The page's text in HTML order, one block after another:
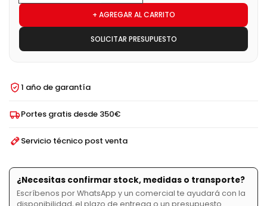
+ AGREGAR AL CARRITO
SOLICITAR PRESUPUESTO
1 año de garantía
Portes gratis desde 350€
Servicio técnico post venta
¿Necesitas confirmar stock, medidas o transporte?
Escríbenos por WhatsApp y un comercial te ayudará con la